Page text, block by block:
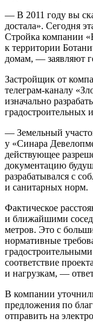
— В 2011 году вы
достала». Сегодня
Стройка компании
к территории
домам, — заявляют
Застройщик от
телеграм-каналу
изначально
градостроительных
— Земельный
у «Синара
действующее
документацию
разрабатывался с
и санитарных норм.
Фактическое
и ближайшими
метров. Это с
нормативные
соответствие
и нагрузкам, —
В компании
предложения по
отправить на